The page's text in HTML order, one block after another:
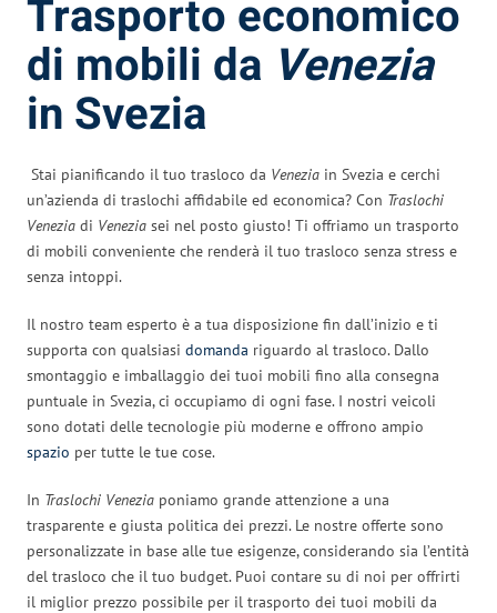
Trasporto economico
di mobili da Venezia
in Svezia
Stai pianificando il tuo trasloco da Venezia in Svezia e cerchi
un’azienda di traslochi affidabile ed economica? Con Traslochi
Venezia di Venezia sei nel posto giusto! Ti offriamo un trasporto
di mobili conveniente che renderà il tuo trasloco senza stress e
senza intoppi.
Il nostro team esperto è a tua disposizione fin dall’inizio e ti
supporta con qualsiasi domanda riguardo al trasloco. Dallo
smontaggio e imballaggio dei tuoi mobili fino alla consegna
puntuale in Svezia, ci occupiamo di ogni fase. I nostri veicoli
sono dotati delle tecnologie più moderne e offrono ampio
spazio per tutte le tue cose.
In Traslochi Venezia poniamo grande attenzione a una
trasparente e giusta politica dei prezzi. Le nostre offerte sono
personalizzate in base alle tue esigenze, considerando sia l’entità
del trasloco che il tuo budget. Puoi contare su di noi per offrirti
il miglior prezzo possibile per il trasporto dei tuoi mobili da